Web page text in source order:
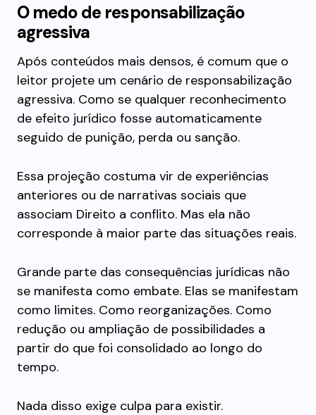
O medo de responsabilização
agressiva
Após conteúdos mais densos, é comum que o
leitor projete um cenário de responsabilização
agressiva. Como se qualquer reconhecimento
de efeito jurídico fosse automaticamente
seguido de punição, perda ou sanção.
Essa projeção costuma vir de experiências
anteriores ou de narrativas sociais que
associam Direito a conflito. Mas ela não
corresponde à maior parte das situações reais.
Grande parte das consequências jurídicas não
se manifesta como embate. Elas se manifestam
como limites. Como reorganizações. Como
redução ou ampliação de possibilidades a
partir do que foi consolidado ao longo do
tempo.
Nada disso exige culpa para existir.